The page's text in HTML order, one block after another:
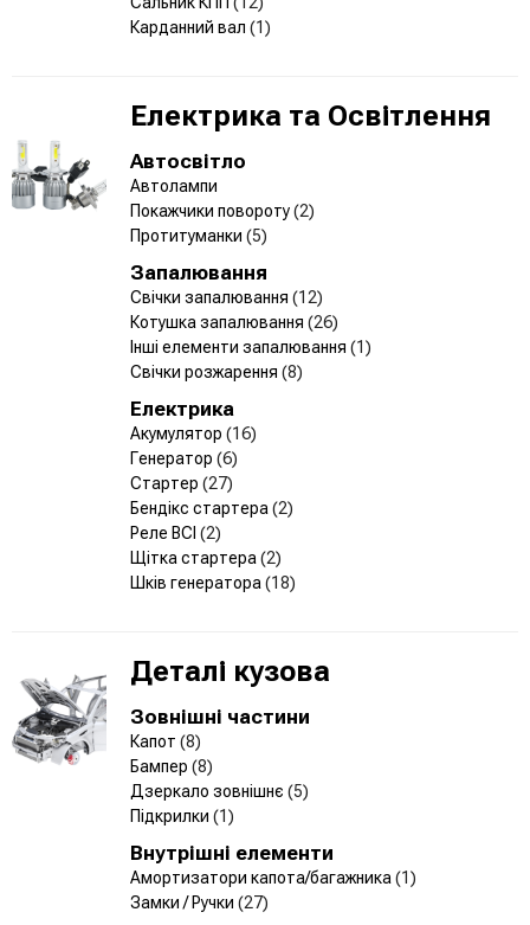
Карданний вал (1)
Електрика та Освітлення
Автосвітло
Автолампи
Покажчики повороту(2)
Протитуманки (5)
Запалювання
Свічки запалювання (12)
Котушка запалювання (26)
Інші елементи запалювання (1)
Свічки розжарення (8)
Електрика
Акумулятор (16)
Генератор (6)
Стартер (27)
Бендікс стартера (2)
Реле ВСІ (2)
Щітка стартера (2)
Шків генератора (18)
Деталі кузова
Зовнішні частини
Капот (8)
Бампер (8)
Дзеркало зовнішнє (5)
Підкрилки (1)
Внутрішні елементи
Амортизатори капота/багажника (1)
Замки / Ручки (27)